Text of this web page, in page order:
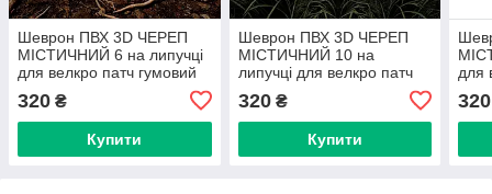
Шеврон ПВХ 3D ЧЕРЕП
МІСТИЧНИЙ 6 на липучці
для велкро патч гумовий
320 ₴
Купити
Шеврон ПВХ 3D ЧЕРЕП
МІСТИЧНИЙ 10 на
липучці для велкро патч
320₴
Купити
для
320